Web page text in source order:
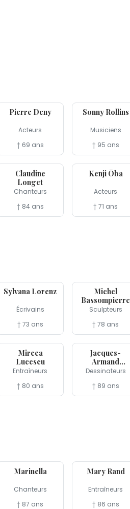
Pierre Deny
Acteurs
† 69 ans
Sonny Rollins
Musiciens
† 95 ans
14 mai
Claudine
Longet
Chanteurs
† 84 ans
6 mai
Kenji Ōba
Acteurs
† 71 ans
Sylvana Lorenz
Écrivains
† 73 ans
Michel
Bassompierre
Sculpteurs
† 78 ans
7 avr
Mircea
Lucescu
Entraîneurs
† 80 ans
5 avr
Jacques-
Armand
Cardon
Dessinateurs
† 89 ans
Marinella
Chanteurs
† 87 ans
Mary Rand
Entraîneurs
† 86 ans